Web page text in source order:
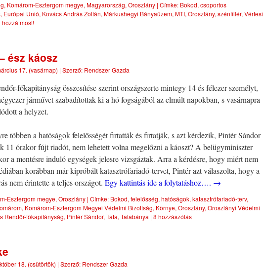
, Komárom-Esztergom megye, Magyarország, Oroszlány | Címke: Bokod, csoportos
, Európai Unió, Kovács András Zoltán, Márkushegyi Bányaüzem, MTI, Oroszlány, szénfillér, Vértesi
most!
ész káosz
17. (vasárnap) | Szerző: Rendszer Gazda
főkapitányság összesítése szerint országszerte mintegy 14 és félezer személyt,
járművet szabadítottak ki a hó fogságából az elmúlt napokban, s vasárnapra
a helyzet.
többen a hatóságok felelősségét firtatták és firtatják, s azt kérdezik, Pintér Sándor
11 órakor fújt riadót, nem lehetett volna megelőzni a káoszt? A belügyminiszter
a mentésre induló egységek jelesre vizsgáztak. Arra a kérdésre, hogy miért nem
korábban már kipróbált katasztrófariadó-tervet, Pintér azt válaszolta, hogy a
nem érintette a teljes országot. Egy kattintás ide a folytatáshoz…. →
Esztergom megye, Oroszlány | Címke: Bokod, felelősség, hatóságok, katasztrófariadó-terv,
, Komárom-Esztergom Megyei Védelmi Bizottság, Környe, Oroszlány, Oroszlányi Védelmi
Rendőr-főkapitányság, Pintér Sándor, Tata, Tatabánya | 8 hozzászólás
18. (csütörtök) | Szerző: Rendszer Gazda